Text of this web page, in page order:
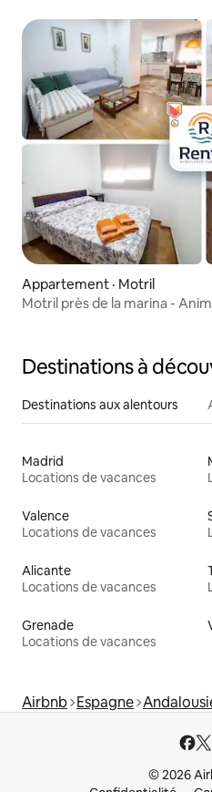
Appartement · Motril
Motril près de la marina -
Destinations à
Destinations aux alentours
Madrid
Locations de vacances
Valence
Locations de vacances
Alicante
Locations de vacances
Grenade
Locations de vacances
Airbnb Espagne
© 2026